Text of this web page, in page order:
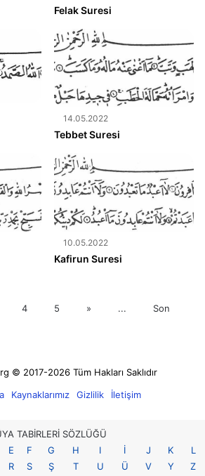
Felak Suresi
14.05.2022
Tebbet Suresi
10.05.2022
Kafirun Suresi
4 5 » ... Son
© 2017-2026 Tüm Hakları Saklıdır
Kaynaklarımız Gizlilik İletişim
TABİRLERİ SÖZLÜĞÜ
E F G H I İ J K
L
R S Ş T U Ü V Y Z